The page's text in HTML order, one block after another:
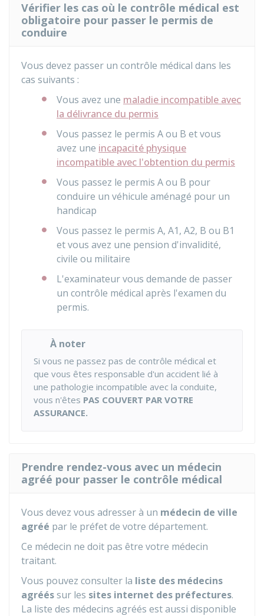
Vérifier les cas où le contrôle médical est
obligatoire pour passer le permis de
conduire
Vous devez passer un contrôle médical dans les
cas suivants :
Vous avez une maladie incompatible avec
la délivrance du permis
Vous passez le permis A ou B et vous
avez une incapacité physique
incompatible avec l'obtention du permis
Vous passez le permis A ou B pour
conduire un véhicule aménagé pour un
handicap
Vous passez le permis A, A1, A2, B ou B1
et vous avez une pension d'invalidité,
civile ou militaire
L'examinateur vous demande de passer
un contrôle médical après l'examen du
permis.
À noter
Si vous ne passez pas de contrôle médical et
que vous êtes responsable d'un accident lié à
une pathologie incompatible avec la conduite,
vous n'êtes PAS COUVERT PAR VOTRE
ASSURANCE.
Prendre rendez-vous avec un médecin
agréé pour passer le contrôle médical
Vous devez vous adresser à un médecin de ville
agréé par le préfet de votre département.
Ce médecin ne doit pas être votre médecin
traitant.
Vous pouvez consulter la liste des médecins
agrééssur les sites internet des préfectures.
La liste des médecins agréés est aussi disponible